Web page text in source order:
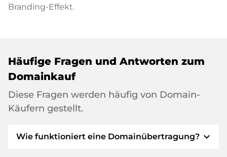
Branding-Effekt.
Häufige Fragen und Antworten zum
Domainkauf
Diese Fragen werden häufig von Domain-
Käufern gestellt.
Wie funktioniert eine Domainübertragung? expand_more